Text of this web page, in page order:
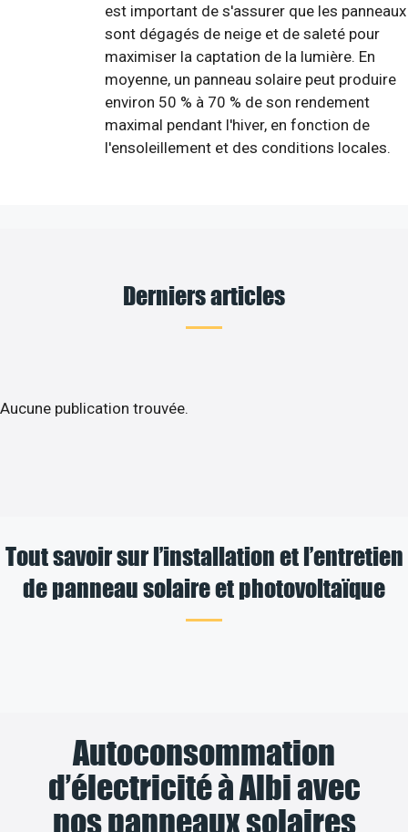
est important de s'assurer que les panneaux
sont dégagés de neige et de saleté pour
maximiser la captation de la lumière. En
moyenne, un panneau solaire peut produire
environ 50 % à 70 % de son rendement
maximal pendant l'hiver, en fonction de
l'ensoleillement et des conditions locales.
Derniers articles
Aucune publication trouvée.
Tout savoir sur l’installation et l’entretien
de panneau solaire et photovoltaïque
Autoconsommation
d’électricité à Albi avec
nos panneaux solaires